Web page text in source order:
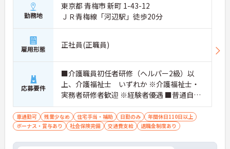
勤務地
東京都 青梅市 新町 1-43-12
ＪＲ青梅線「河辺駅」徒歩20分
雇用形態 正社員(正職員)
応募要件
■介護職員初任者研修（ヘルパー2級）以
上、介護福祉士 いずれか ※介護福祉士・
実務者研修者歓迎 ※経験者優遇 ■普通自動
車免許（AT限定可）
車通勤可 残業少なめ 住宅手当・補助 日勤のみ
年間休日110日以上
ボーナス・賞与あり
社会保険完備 交通費支給 退職金制度あり